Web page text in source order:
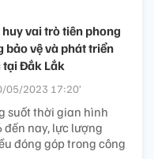
huy vai trò tiên phong
bảo vệ và phát triển
tại Đắk Lắk
05/2023 17:20’
suốt thời gian hình
nay, lực lượng
đóng góp trong công